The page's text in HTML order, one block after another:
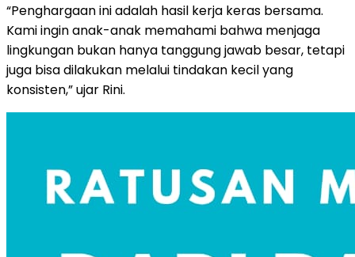
“Penghargaan ini adalah hasil kerja keras bersama.
Kami ingin anak-anak memahami bahwa menjaga
lingkungan bukan hanya tanggung jawab besar, tetapi
juga bisa dilakukan melalui tindakan kecil yang
konsisten,” ujar Rini.